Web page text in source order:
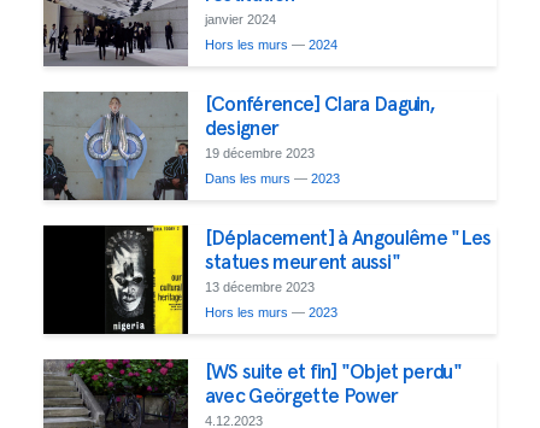
janvier 2024
Hors les murs — 2024
[Conférence] Clara Daguin,
designer
19 décembre 2023
Dans les murs — 2023
[Déplacement] à Angoulême "Les
statues meurent aussi"
13 décembre 2023
Hors les murs — 2023
[WS suite et fin] "Objet perdu"
avec Geörgette Power
4.12.2023